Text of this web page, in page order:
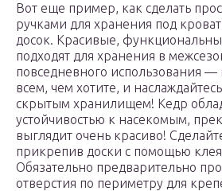
Вот еще пример, как сделать
ручками для хранения под
досок. Красивые,
подходят для хранения в
повседневного использования —
всем, чем хотите, и
скрытым хранилищем! Кедр
устойчивостью к насекомым,
выглядит очень красиво!
прикрепив доски с помощью
Обязательно предварительно
отверстия по периметру для